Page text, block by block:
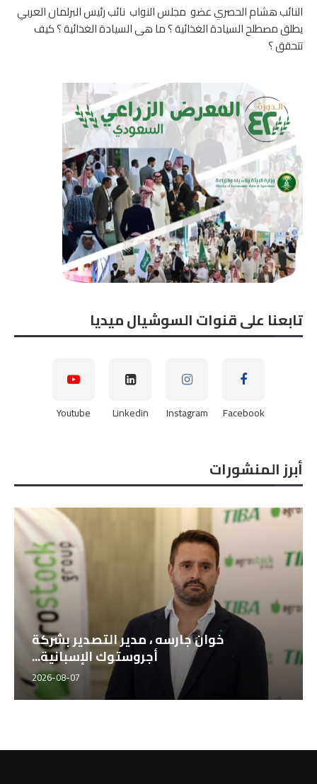
النائب هشام الحصري عضو مجلس النواب نائب رئيس البرلمان العربي
يطلق مصطلح السيادة الغذائية ؟ ما هى السيادة الغذائية ؟ كيف
تتحقق ؟
تابعنا على قنوات السوشيال ميديا
Facebook
Instagram
Linkedin
Youtube
أبرز المنشورات
خوان جارسه ، مدير التنفيذي
طيبة للتجارة...
2026-08-07